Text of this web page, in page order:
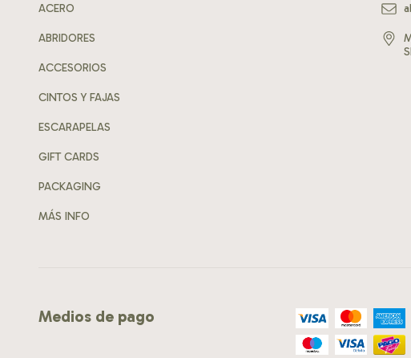
ACERO
ABRIDORES
ACCESORIOS
CINTOS Y FAJAS
ESCARAPELAS
GIFT CARDS
PACKAGING
MÁS INFO
Medios de pago